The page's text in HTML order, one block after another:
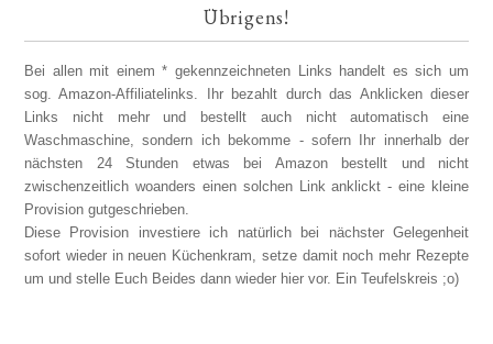
Übrigens!
Bei allen mit einem * gekennzeichneten Links handelt es sich um
sog. Amazon-Affiliatelinks. Ihr bezahlt durch das Anklicken dieser
Links nicht mehr und bestellt auch nicht automatisch eine
Waschmaschine, sondern ich bekomme - sofern Ihr innerhalb der
nächsten 24 Stunden etwas bei Amazon bestellt und nicht
zwischenzeitlich woanders einen solchen Link anklickt - eine kleine
Provision gutgeschrieben.
Diese Provision investiere ich natürlich bei nächster Gelegenheit
sofort wieder in neuen Küchenkram, setze damit noch mehr Rezepte
um und stelle Euch Beides dann wieder hier vor. Ein Teufelskreis ;o)